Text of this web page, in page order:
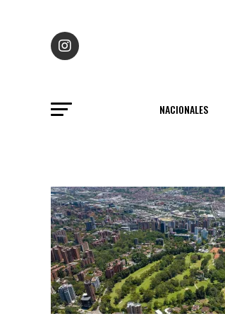
NACIONALES